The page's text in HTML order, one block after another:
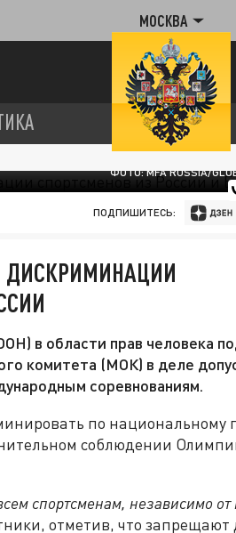
МОСКВА
ФОТО: MFA RUSSIA/
ПОДПИШИТЕСЬ:
ДИСКРИМИНАЦИИ
в области прав человека
комитета (МОК) в деле
соревнованиям.
по национальному
соблюдении
спортсменам, независимо от
отметив, что запрещают